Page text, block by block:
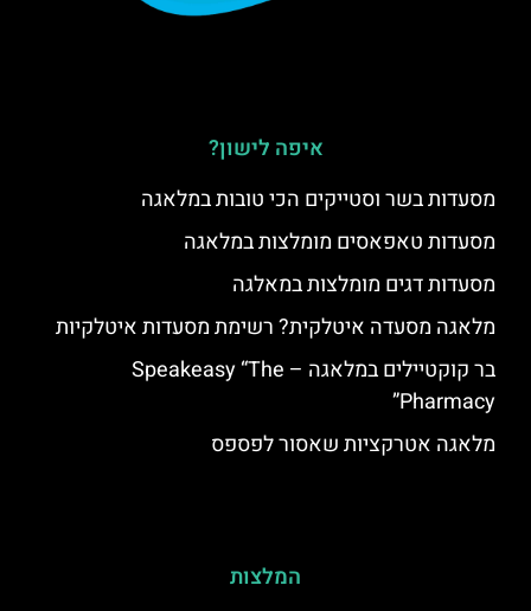
איפה לישון?
מסעדות בשר וסטייקים הכי טובות במלאגה
מסעדות טאפאסים מומלצות במלאגה
מסעדות דגים מומלצות במאלגה
מלאגה מסעדה איטלקית? רשימת מסעדות איטלקיות
בר קוקטיילים במלאגה – Speakeasy “The
Pharmacy”
מלאגה אטרקציות שאסור לפספס
המלצות